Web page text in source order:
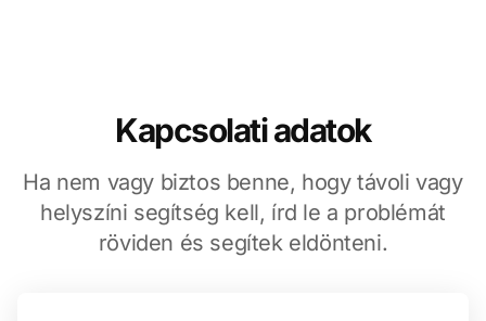
Kapcsolati adatok
Ha nem vagy biztos benne, hogy távoli vagy
helyszíni segítség kell, írd le a problémát
röviden és segítek eldönteni.